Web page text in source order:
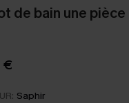
de bain une
€
Saphir